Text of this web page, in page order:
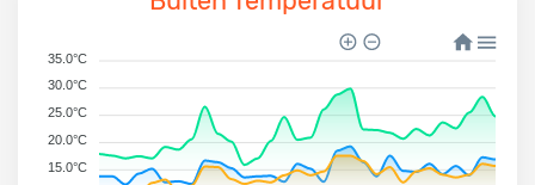
35.0°C
30.0°C
25.0°C
20.0°C
15.0°C